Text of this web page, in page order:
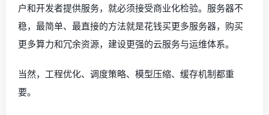
户和开发者提供服务，就必须接受商业化检验。服务器不
稳，最简单、最直接的方法就是花钱买更多服务器，购买
更多算力和冗余资源，建设更强的云服务与运维体系。
当然，工程优化、调度策略、模型压缩、缓存机制都重
要。